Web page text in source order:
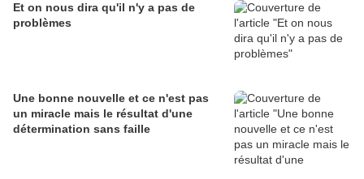
Et on nous dira qu'il n'y a pas de
problèmes
Une bonne nouvelle et ce n'est pas
un miracle mais le résultat d'une
détermination sans faille